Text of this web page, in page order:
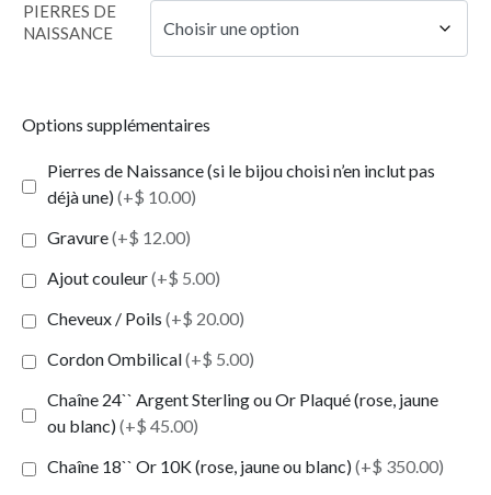
PIERRES DE
NAISSANCE
Options supplémentaires
Pierres de Naissance (si le bijou choisi n’en inclut pas
déjà une)(+$ 10.00)
Gravure(+$ 12.00)
Ajout couleur(+$ 5.00)
Cheveux / Poils (+$ 20.00)
Cordon Ombilical(+$ 5.00)
Chaîne 24`` Argent Sterling ou Or Plaqué (rose, jaune
ou blanc)(+$ 45.00)
Chaîne 18`` Or 10K (rose, jaune ou blanc)(+$ 350.00)